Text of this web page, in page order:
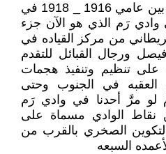
الكتاب سيره ذاتيه للورانس بين عامي 1916 _ 1918 في
رَم الذي هو الآن جزء
من مركز القياده في
ورجال القبائل للتقدم
تنظيم وتنفيذ هجمات
العقبه في الجنوب وحتى
مرَّ أحدنا في وادي رَم
نقاط الوادي مسماة على
الصخري بالقرب من
السبعه